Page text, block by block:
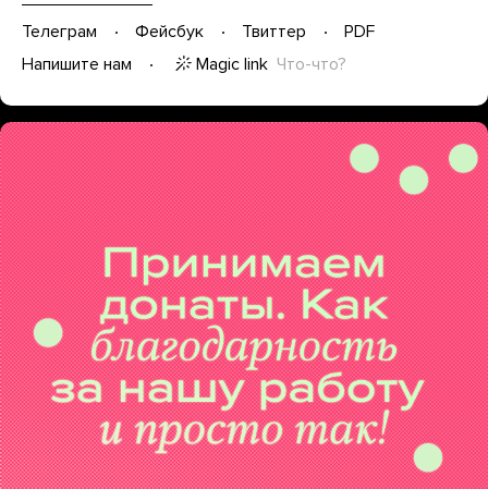
Телеграм Фейсбук Твиттер
PDF
Напишите нам
Magic link Что-что?